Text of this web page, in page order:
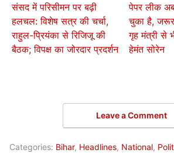
संसद में परिसीमन पर बढ़ी
हलचल: विशेष सत्र की चर्चा,
राहुल-प्रियंका से रिजिजू की
बैठक; विपक्ष का जोरदार प्रदर्शन
पेपर लीक अब
चुका है,
गृह मंत्री से
हेमंत सोरेन
Leave a Comment
Categories: Bihar, Headlines, National,